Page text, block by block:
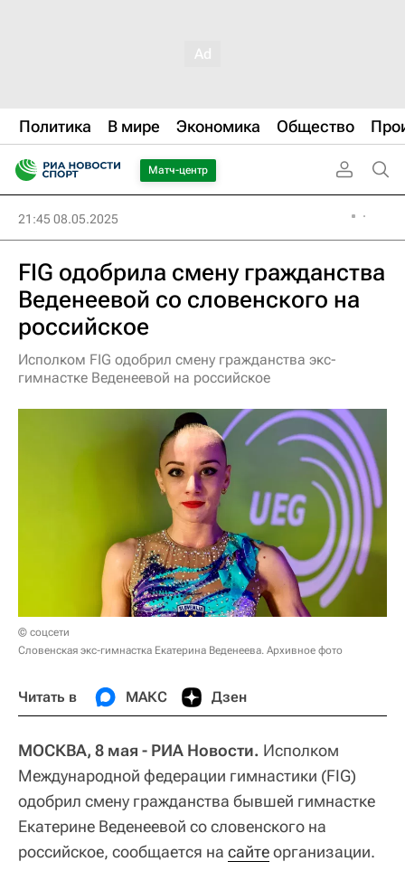
Политика В мире Экономика Общество
Матч-центр
21:45 08.05.2025
FIG одобрила смену гражданства
Веденеевой со словенского на
российское
Исполком FIG одобрил смену гражданства экс-
гимнастке Веденеевой на российское
© соцсети
Словенская экс-гимнастка Екатерина Веденеева. Архивное фото
Читать в МАКС Дзен
МОСКВА, 8 мая - РИА Новости. Исполком
Международной федерации гимнастики (FIG)
одобрил смену гражданства бывшей гимнастке
Екатерине Веденеевой со словенского на
российское, сообщается на сайтеорганизации.